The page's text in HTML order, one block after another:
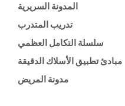
المدونة السريرية
تدريب المتدرب
سلسلة التكامل العظمي
مبادئ تطبيق الأسلاك الدقيقة
مدونة المريض